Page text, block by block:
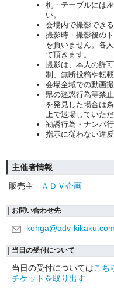
机・テーブルには
い。
会場内で撮影でき
撮影時・撮影後の
を負いません。各
て頂きます。
撮影は、本人の許
制、無断投稿や転
会場全域での動画
県の迷惑行為等禁
を発見した場合は
上で退場していただ
勧誘行為・ナンパ
指示に従わない違
主催者情報
販売主
ＡＤＶ企画
お問い合わせ先
kohga@adv-kikaku.com
当日の受付について
当日の受付についてはこち
チケットを取り出す